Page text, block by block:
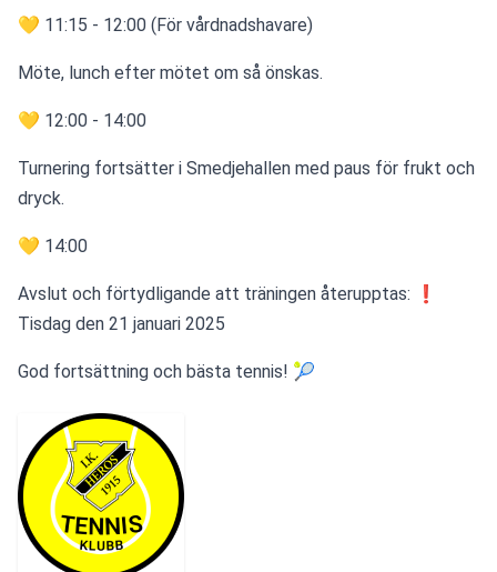
💛 11:15 - 12:00 (För vårdnadshavare)
Möte, lunch efter mötet om så önskas.
💛 12:00 - 14:00
Turnering fortsätter i Smedjehallen med paus för frukt och
dryck.
💛 14:00
Avslut och förtydligande att träningen återupptas: ❗
Tisdag den 21 januari 2025
God fortsättning och bästa tennis! 🎾